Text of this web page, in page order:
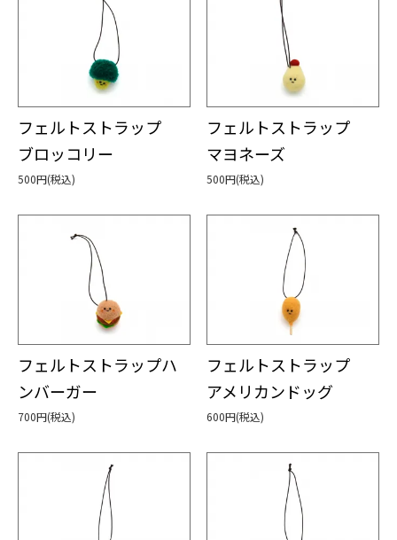
フェルトストラップ
ブロッコリー
500円(税込)
フェルトストラップ
マヨネーズ
500円(税込)
フェルトストラップハ
ンバーガー
700円(税込)
フェルトストラップ
アメリカンドッグ
600円(税込)